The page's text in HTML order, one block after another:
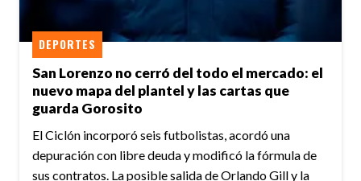
San Lorenzo no cerró del todo el mercado: el
nuevo mapa del plantel y las cartas que
guarda Gorosito
DEPORTES
El Ciclón incorporó seis futbolistas, acordó una
depuración con libre deuda y modificó la fórmula de
sus contratos. La posible salida de Orlando Gill y la